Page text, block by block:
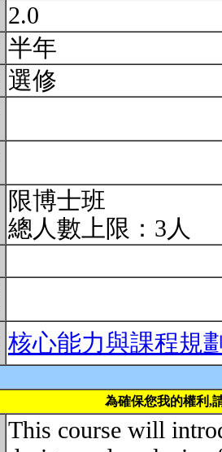
2.0
半年
選修
限博士班
總人數上限：3人
核心能力與課程規
為確保您我的權利,
This course will